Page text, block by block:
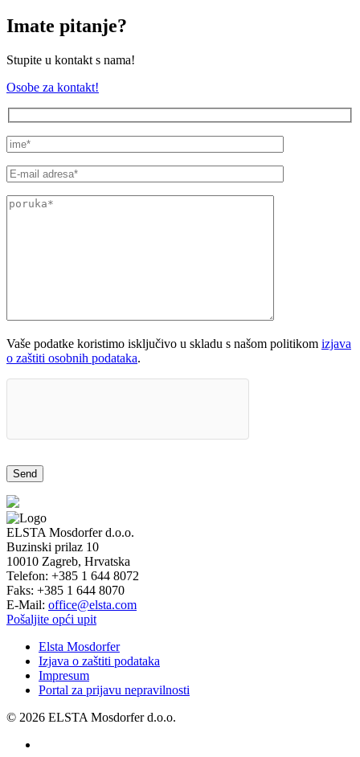
Imate pitanje?
Stupite u kontakt s nama!
Osobe za kontakt!
Vaše podatke koristimo isključivo u skladu s našom politikom izjava
o zaštiti osobnih podataka.
ELSTA Mosdorfer d.o.o.
Buzinski prilaz 10
10010 Zagreb, Hrvatska
Telefon: +385 1 644 8072
Faks: +385 1 644 8070
E-Mail: office@elsta.com
Pošaljite opći upit
Elsta Mosdorfer
Izjava o zaštiti podataka
Impresum
Portal za prijavu nepravilnosti
© 2026 ELSTA Mosdorfer d.o.o.